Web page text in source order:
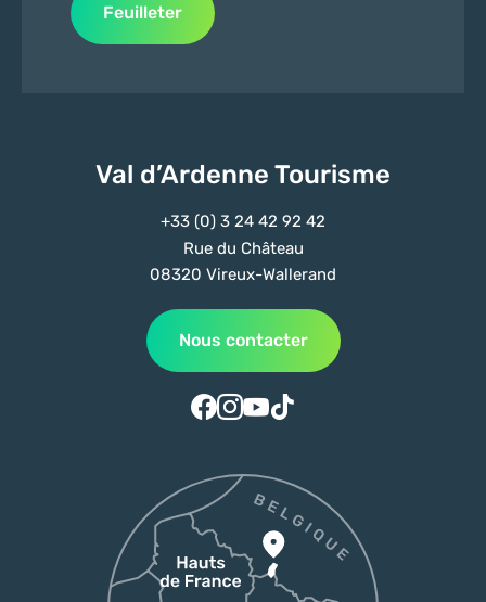
Feuilleter
Val d’Ardenne Tourisme
+33 (0) 3 24 42 92 42
Rue du Château
08320 Vireux-Wallerand
Nous contacter
Suivez-nous sur Facebook
Suivez-nous sur Instagram
Suivez-nous sur Youtube
Suivez-nous sur Tiktok